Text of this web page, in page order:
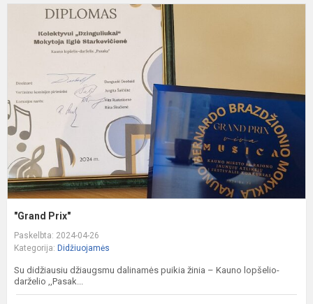
"Grand Prix"
Paskelbta: 2024-04-26
Kategorija: Didžiuojamės
Su didžiausiu džiaugsmu dalinamės puikia žinia – Kauno lopšelio-
darželio ,,Pasak...